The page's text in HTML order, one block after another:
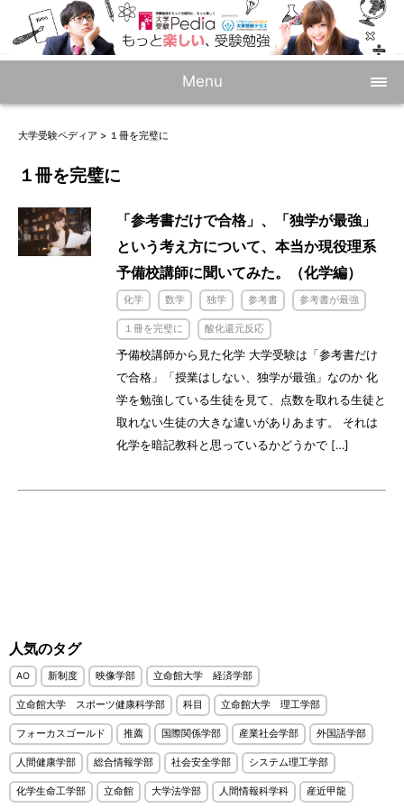
Menu
大学受験ペディア > １冊を完璧に
１冊を完璧に
「参考書だけで合格」、「独学が最強」
という考え方について、本当か現役理系
予備校講師に聞いてみた。（化学編）
化学 数学 独学 参考書 参考書が最強
１冊を完璧に 酸化還元反応
予備校講師から見た化学 大学受験は「参考書だけ
で合格」「授業はしない、独学が最強」なのか 化
学を勉強している生徒を見て、点数を取れる生徒と
取れない生徒の大きな違いがありあます。 それは
化学を暗記教科と思っているかどうかで […]
人気のタグ
AO 新制度 映像学部 立命館大学 経済学部
立命館大学 スポーツ健康科学部 科目 立命館大学 理工学部
フォーカスゴールド 推薦 国際関係学部 産業社会学部 外国語学部
人間健康学部 総合情報学部 社会安全学部 システム理工学部
化学生命工学部 立命館 大学法学部 人間情報科学科 産近甲龍